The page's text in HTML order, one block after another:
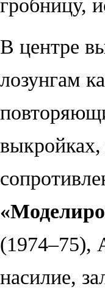
гробницу,
В центре
лозунгам
выкройках,
«
(1974–75),
насилие,